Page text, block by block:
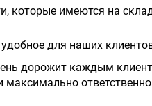
которые имеются на
для наших
дорожит каждым
максимально